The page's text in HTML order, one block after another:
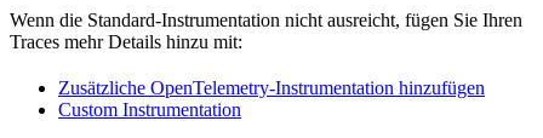
Wenn die Standard-Instrumentation nicht ausreicht, fügen Sie Ihren
Traces mehr Details hinzu mit:
Zusätzliche OpenTelemetry-Instrumentation hinzufügen
Custom Instrumentation